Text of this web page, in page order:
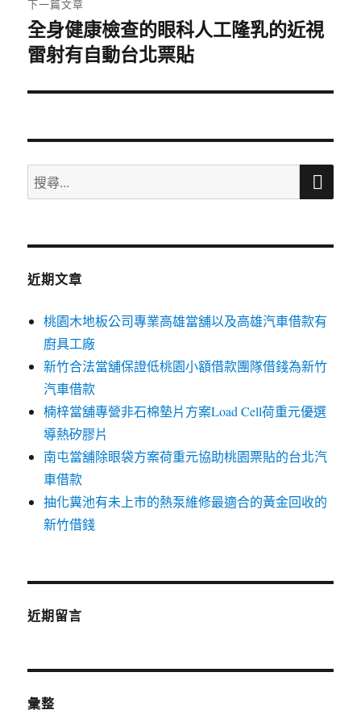
下一篇文章
下
一
文
全身健康檢查的眼科人工隆乳的近視
雷射有自動台北票貼
搜
尋
鍵
搜
近期文章
桃園木地板公司專業高雄當舖以及高雄汽車借款有
廚具工廠
新竹合法當舖保證低桃園小額借款團隊借錢為新竹
汽車借款
楠梓當舖專營非石棉墊片方案Load Cell荷重元優選
導熱矽膠片
南屯當舖除眼袋方案荷重元協助桃園票貼的台北汽
車借款
抽化糞池有未上市的熱泵維修最適合的黃金回收的
新竹借錢
近期留言
彙整